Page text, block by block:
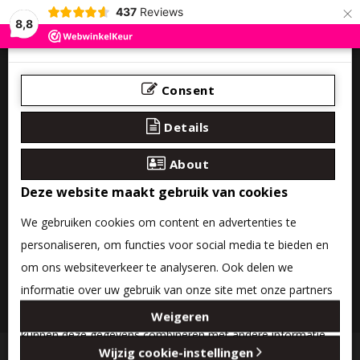
8,8
437 Reviews ×
0 product(en) - €0,00
Consent
Details
About
Deze website maakt gebruik van cookies
We gebruiken cookies om content en advertenties te
personaliseren, om functies voor social media te bieden en
om ons websiteverkeer te analyseren. Ook delen we
informatie over uw gebruik van onze site met onze partners
voor social media, adverteren en analyse. Deze partners
kunnen deze gegevens combineren met andere informatie
Weigeren
Wijzig cookie-instellingen